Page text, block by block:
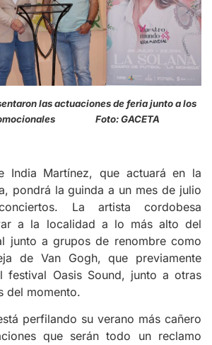
las actuaciones de feria junto a los
Foto: GACETA
India Martínez, que actuará en la
pondrá la guinda a un mes de julio
La artista cordobesa
a la localidad a lo más alto del
junto a grupos de renombre como
de Van Gogh, que previamente
festival Oasis Sound, junto a otras
del momento.
perfilando su verano más cañero
que serán todo un reclamo